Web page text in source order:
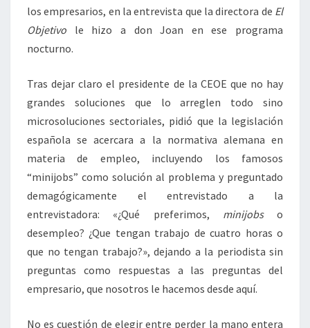
los empresarios, en la entrevista que la directora de El
Objetivo le hizo a don Joan en ese programa
nocturno.
Tras dejar claro el presidente de la CEOE que no hay
grandes soluciones que lo arreglen todo sino
microsoluciones sectoriales, pidió que la legislación
española se acercara a la normativa alemana en
materia de empleo, incluyendo los famosos
“minijobs” como solución al problema y preguntado
demagógicamente el entrevistado a la
entrevistadora: «¿Qué preferimos, minijobso
desempleo? ¿Que tengan trabajo de cuatro horas o
que no tengan trabajo?», dejando a la periodista sin
preguntas como respuestas a las preguntas del
empresario, que nosotros le hacemos desde aquí.
No es cuestión de elegir entre perder la mano entera